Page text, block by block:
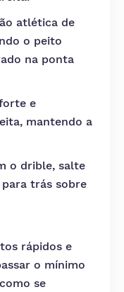
atlética de
o peito
na ponta
e
mantendo a
o drible, salte
trás sobre
rápidos e
o mínimo
se